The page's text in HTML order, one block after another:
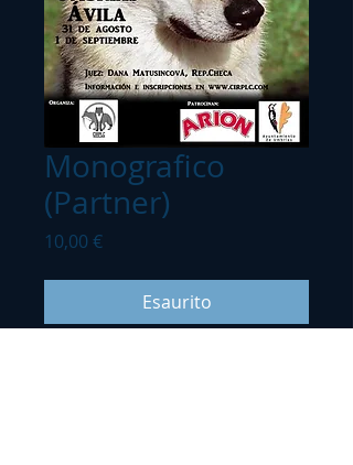
Monografico
(Partner)
10,00 €Prezzo
Esaurito